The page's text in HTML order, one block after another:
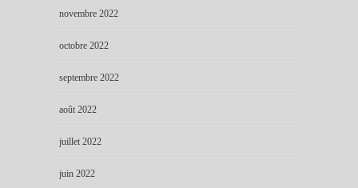
novembre 2022
octobre 2022
septembre 2022
août 2022
juillet 2022
juin 2022